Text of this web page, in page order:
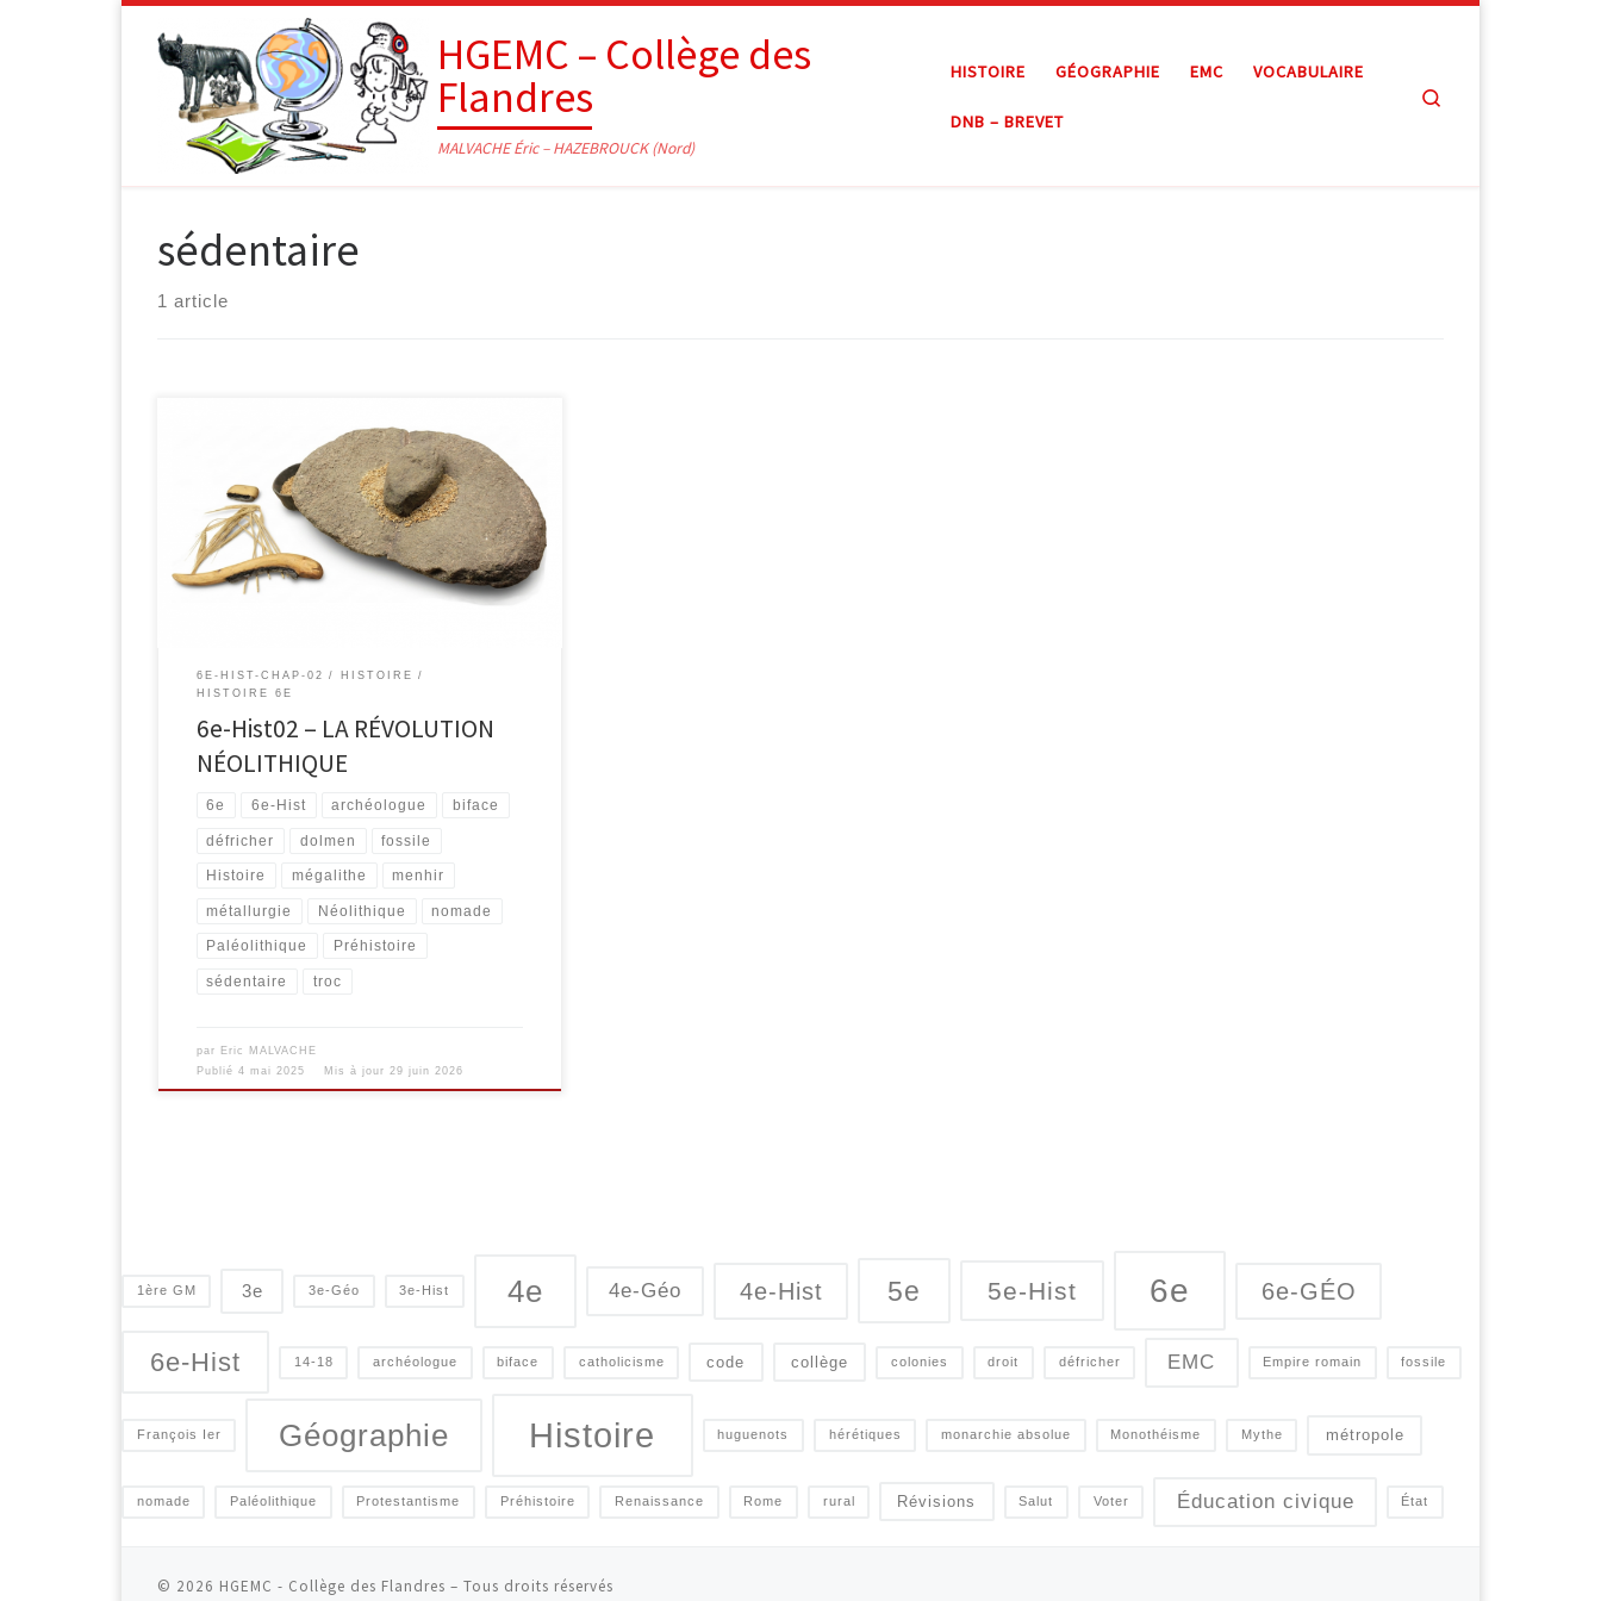
Passer au contenu
HGEMC – Collège des
Flandres
MALVACHE Éric – HAZEBROUCK (Nord)
HISTOIRE GÉOGRAPHIE EMC VOCABULAIRE
DNB – BREVET
sédentaire
1 article
6E-HIST-CHAP-02
HISTOIRE
HISTOIRE 6E
6e-Hist02 – LA RÉVOLUTION
NÉOLITHIQUE
6e 6e-Hist archéologue biface
défricher dolmen fossile
Histoire mégalithe menhir
métallurgie Néolithique nomade
Paléolithique Préhistoire
sédentaire troc
par Eric MALVACHE
Publié 4 mai 2025 Mis à jour 29 juin 2026
1ère GM 3e 3e-Géo 3e-Hist 4e 4e-Géo 4e-Hist 5e 5e-Hist 6e 6e-GÉO
6e-Hist 14-18 archéologue biface catholicisme code collège colonies droit défricher EMC Empire romain fossile
François Ier Géographie Histoire huguenots hérétiques monarchie absolue Monothéisme Mythe métropole
nomade Paléolithique Protestantisme Préhistoire Renaissance Rome rural Révisions Salut Voter Éducation civique État
© 2026 HGEMC - Collège des Flandres – Tous droits réservés